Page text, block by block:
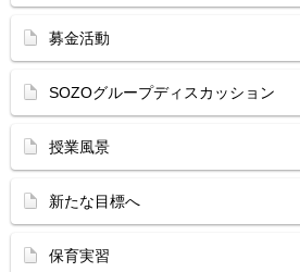
募金活動
SOZOグループディスカッション
授業風景
新たな目標へ
保育実習